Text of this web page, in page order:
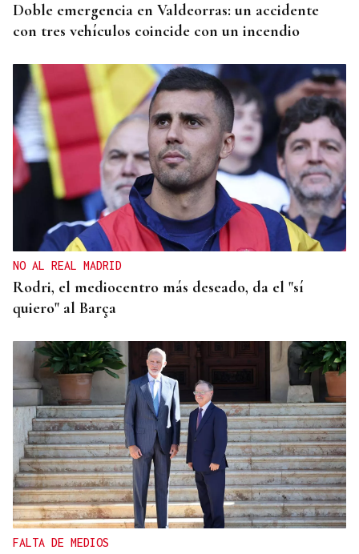
Doble emergencia en Valdeorras: un accidente
con tres vehículos coincide con un incendio
NO AL REAL MADRID
Rodri, el mediocentro más deseado, da el "sí
quiero" al Barça
FALTA DE MEDIOS